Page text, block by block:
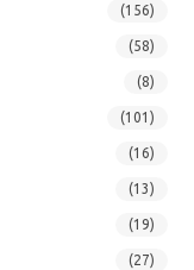
(156)
(58)
(8)
(101)
(16)
(13)
(19)
(27)